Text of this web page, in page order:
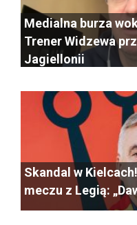
Medialna burza
Trener Widzewa
Jagiellonii
Skandal w
meczu z Legią: